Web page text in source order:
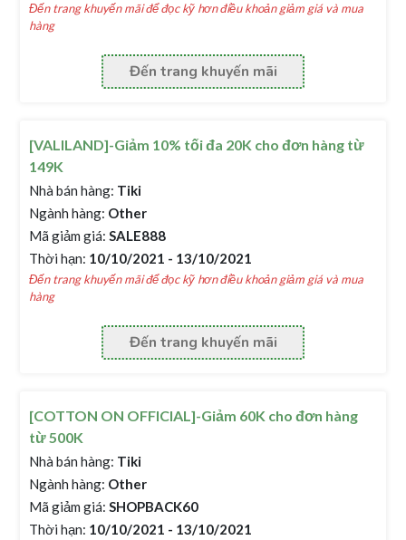
Đến trang khuyến mãi để đọc kỹ hơn điều khoản giảm giá và mua
hàng
Đến trang khuyến mãi
[VALILAND]-Giảm 10% tối đa 20K cho đơn hàng từ
149K
Nhà bán hàng: Tiki
Ngành hàng: Other
Mã giảm giá: SALE888
Thời hạn: 10/10/2021 - 13/10/2021
Đến trang khuyến mãi để đọc kỹ hơn điều khoản giảm giá và mua
hàng
Đến trang khuyến mãi
[COTTON ON OFFICIAL]-Giảm 60K cho đơn hàng
từ 500K
Nhà bán hàng: Tiki
Ngành hàng: Other
Mã giảm giá: SHOPBACK60
Thời hạn: 10/10/2021 - 13/10/2021